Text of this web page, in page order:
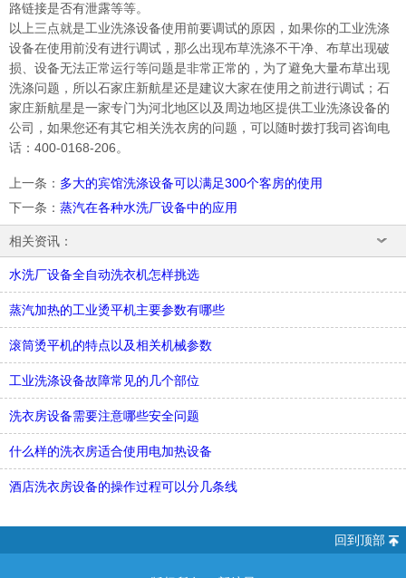
路链接是否有泄露等等。
以上三点就是工业洗涤设备使用前要调试的原因，如果你的工业洗涤
设备在使用前没有进行调试，那么出现布草洗涤不干净、布草出现破
损、设备无法正常运行等问题是非常正常的，为了避免大量布草出现
洗涤问题，所以石家庄新航星还是建议大家在使用之前进行调试；石
家庄新航星是一家专门为河北地区以及周边地区提供工业洗涤设备的
公司，如果您还有其它相关洗衣房的问题，可以随时拨打我司咨询电
话：400-0168-206。
上一条 ： 多大的宾馆洗涤设备可以满足300个客房的使用
下一条 ： 蒸汽在各种水洗厂设备中的应用
相关资讯：
水洗厂设备全自动洗衣机怎样挑选
蒸汽加热的工业烫平机主要参数有哪些
滚筒烫平机的特点以及相关机械参数
工业洗涤设备故障常见的几个部位
洗衣房设备需要注意哪些安全问题
什么样的洗衣房适合使用电加热设备
酒店洗衣房设备的操作过程可以分几条线
回到顶部